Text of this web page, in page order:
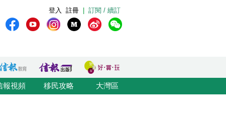
訂閱 / 續訂
註冊
登入
報視頻 移民攻略 大灣區